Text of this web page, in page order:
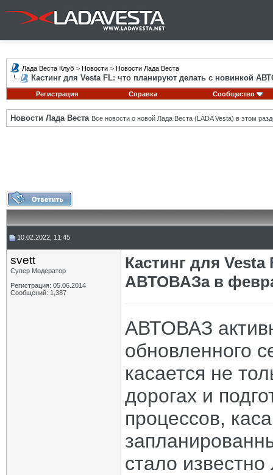
Лада Веста Клуб > Новости > Новости Лада Веста
Кастинг для Vesta FL: что планируют делать с новинкой
Регистрация Справка Сообщество
Новости Лада Веста Все новости о новой Лада Веста (LADA Vesta) в этом
10.02.2022, 11:45
svett
Супер Модератор
Регистрация: 05.06.2014
Сообщений: 1,387
Кастинг для
АВТОВАЗа в
АВТОВАЗ
обновленного
касается не
дорогах и
процессов,
стало